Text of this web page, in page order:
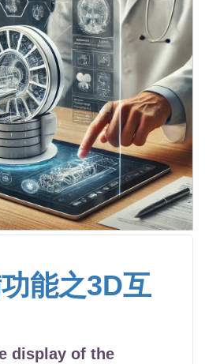
能之3D互
display of the